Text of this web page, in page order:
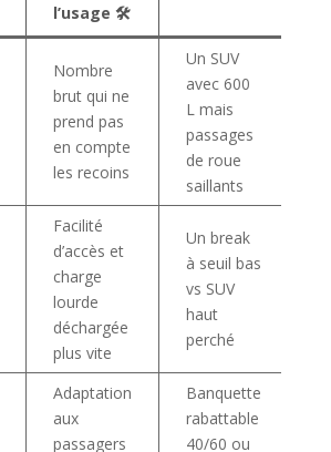
l’usage 🛠️
Nombre
brut qui ne
prend pas
en compte
les recoins
Un SUV
avec 600
L mais
passages
de roue
saillants
Facilité
d’accès et
charge
lourde
déchargée
plus vite
Un break
à seuil bas
vs SUV
haut
perché
Adaptation
aux
passagers
Banquette
rabattable
40/60 ou